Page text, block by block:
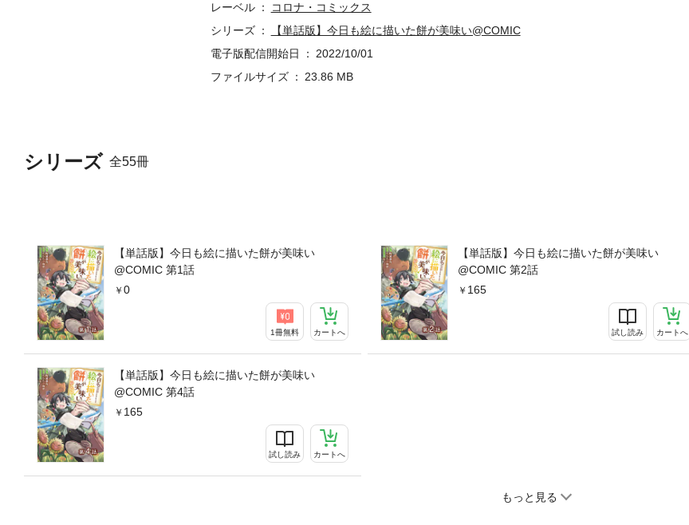
シリーズ 全55冊
【単話版】今日も絵に描いた餅が美味い
@COMIC 第1話
0
1冊無料 カートへ
【単話版】今日も絵に描いた餅が美味い
@COMIC 第2話
165
試し読み カートへ
【単話版】今日も絵に描いた餅が美味い
@COMIC 第4話
165
試し読み カートへ
もっと見る
レーベル
コロナ・コミックス
シリーズ
【単話版】今日も絵に描いた餅が美味い@COMIC
電子版配信開始日
2022/10/01
ファイルサイズ
23.86 MB